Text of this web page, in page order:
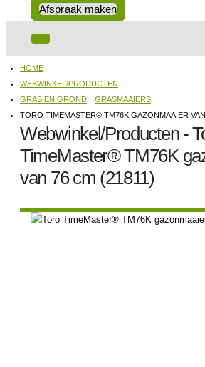
Afspraak maken
HOME
WEBWINKEL/PRODUCTEN
GRAS EN GROND
GRASMAAIERS
TORO TIMEMASTER® TM76K GAZONMAAIER
Webwinkel/Producten -
TimeMaster® TM76K
van 76 cm (21811)